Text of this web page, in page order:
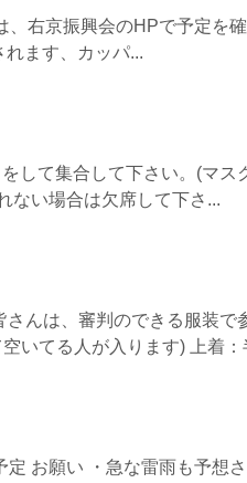
、右京振興会のHPで予定を
ます、カッパ...
して集合して下さい。(マス
ない場合は欠席して下さ...
んは、審判のできる服装で
いてる人が入ります) 上着：
お願い ・急な雷雨も予想